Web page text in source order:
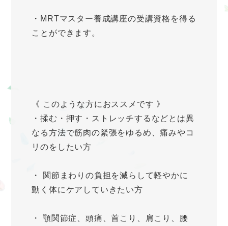
・MRTマスター養成講座の受講資格を得る
ことができます。
《 このような方におススメです 》
・揉む・押す・ストレッチするなどとは異
なる方法で筋肉の緊張をゆるめ、痛みやコ
リのをしたい方
・ 関節まわりの負担を減らして軽やかに
動く体にケアしていきたい方
・ 顎関節症、頭痛、首こり、肩こり、腰